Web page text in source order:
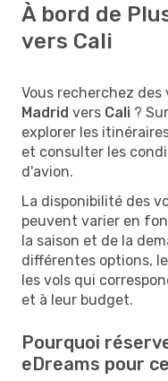
À bord de
vers Cali
Vous recherchez des
Madrid vers Cali ?
explorer les
et consulter les
d'avion.
La disponibilité des
peuvent varier en
la saison et de la
différentes options,
les vols qui
et à leur budget.
Pourquoi
eDreams pour